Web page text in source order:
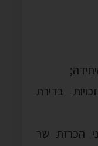
בדירת
הכרזת שר